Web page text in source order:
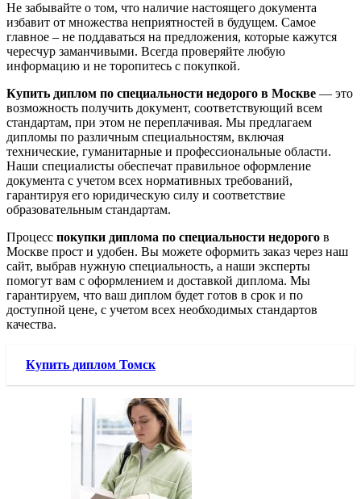
Не забывайте о том, что наличие настоящего документа
избавит от множества неприятностей в будущем. Самое
главное – не поддаваться на предложения, которые кажутся
чересчур заманчивыми. Всегда проверяйте любую
информацию и не торопитесь с покупкой.
Купить диплом по специальности недорого в Москве — это
возможность получить документ, соответствующий всем
стандартам, при этом не переплачивая. Мы предлагаем
дипломы по различным специальностям, включая
технические, гуманитарные и профессиональные области.
Наши специалисты обеспечат правильное оформление
документа с учетом всех нормативных требований,
гарантируя его юридическую силу и соответствие
образовательным стандартам.
Процесс покупки диплома по специальности недорого в
Москве прост и удобен. Вы можете оформить заказ через наш
сайт, выбрав нужную специальность, а наши эксперты
помогут вам с оформлением и доставкой диплома. Мы
гарантируем, что ваш диплом будет готов в срок и по
доступной цене, с учетом всех необходимых стандартов
качества.
Купить диплом Томск